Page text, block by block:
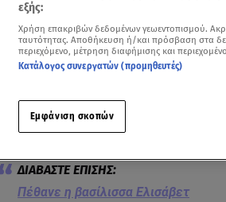
Πέθανε στα 96 της η βασίλισσα Ελισάβετ της Αγγλίας
96 της έτη η βασίλισσα Ελισάβετ, η
Βρετανίας.
Πέθανε η βασίλισσα Ελισάβετ
εξής:
Χρήση επακριβών δεδομένων γεωεντοπισμού.
ταυτότητας. Αποθήκευση ή/και πρόσβαση στα
περιεχόμενο, μέτρηση διαφήμισης και
Κατάλογος συνεργατών (προμηθευτές)
Εμφάνιση σκοπών